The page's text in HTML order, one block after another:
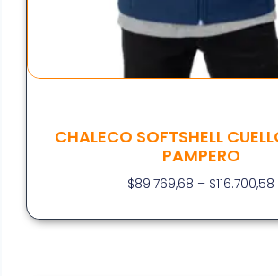
CHALECO SOFTSHELL
PAMPERO
$89.769,68 – $116.700,58